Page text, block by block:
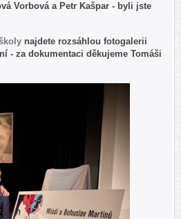
Vorbová a Petr Kašpar - byli jste
najdete rozsáhlou fotogalerii
- za dokumentaci děkujeme Tomáši